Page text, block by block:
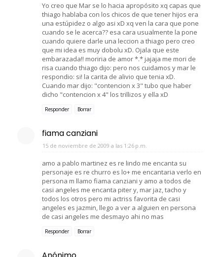
Yo creo que Mar se lo hacia apropósito xq capas que
thiago hablaba con los chicos de que tener hijos era
una estúpidez o algo asi xD xq ven la cara que pone
cuando se le acerca?? esa cara usualmente la pone
cuando quiere darle una leccion a thiago pero creo
que mi idea es muy dobolu xD. Ojala que este
embarazada!! moriria de amor *.* jajaja me mori de
risa cuando thiago dijo: pero nos cuidamos y mar le
respondio: si! la carita de alivio que tenia xD.
Cuando mar dijo: "contencion x 3" tubo que haber
dicho "contencion x 4" los trillizos y ella xD
Responder Borrar
fiama canziani
15 de noviembre de 2009 a las 1:26 p.m.
amo a pablo martinez es re lindo me encanta su
personaje es re churro es lo+ me encantaria verlo en
persona m llamo fiama canziani y amo a todos de
casi angeles me encanta piter y, mar jaz, tacho y
todos los otros pero mi actriss favorita de casi
angeles es jazmin, llego a ver a alguien en persona
de casi angeles me desmayo ahi no mas
Responder Borrar